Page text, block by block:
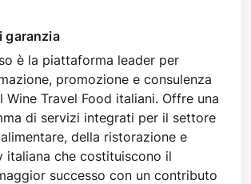
garanzia
è la piattaforma leader per
promozione e consulenza
Wine Travel Food italiani. Offre una
di servizi integrati per il settore
della ristorazione e
italiana che costituiscono il
successo con un contributo